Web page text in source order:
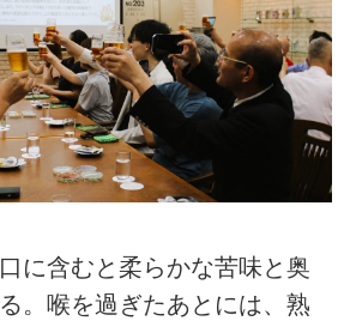
に含むと柔らかな苦味と奥
。喉を過ぎたあとには、熟